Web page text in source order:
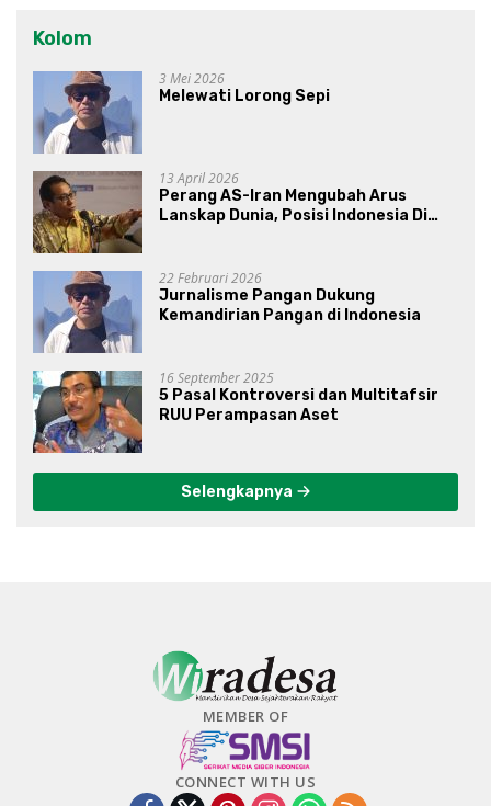
Kolom
3 Mei 2026
Melewati Lorong Sepi
13 April 2026
Perang AS-Iran Mengubah Arus
Lanskap Dunia, Posisi Indonesia Di
22 Februari 2026
Jurnalisme Pangan Dukung
Kemandirian Pangan di Indonesia
16 September 2025
5 Pasal Kontroversi dan Multitafsir
RUU Perampasan Aset
Selengkapnya
MEMBER OF
CONNECT WITH US